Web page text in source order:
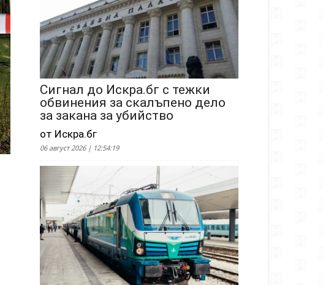
Сигнал до Искра.бг с тежки
обвинения за скалъпено дело
за закана за убийство
от Искра.бг
06 август 2026 | 12:54:19